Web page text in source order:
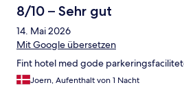
8/10 – Sehr gut
14. Mai 2026
Mit Google übersetzen
Fint hotel med gode
Joern, Aufenthalt von 1 Nacht